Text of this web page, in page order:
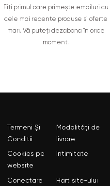
Fiți primul care primește emailuri cu
cele mai recente produse și oferte
mari. Vă puteți dezabona în orice
moment.
Termeni Și
Conditii
Modalități de
livrare
Cookies pe
website
Intimitate
Conectare Hart site-ului